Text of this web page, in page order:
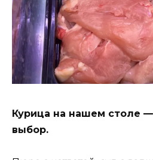
Курица на нашем столе
выбор.